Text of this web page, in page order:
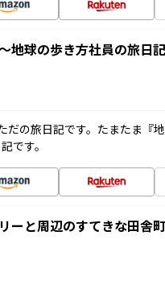
地球の歩き方社員の旅日
だの旅日記です。たまたま『
です。
ーと周辺のすてきな田舎